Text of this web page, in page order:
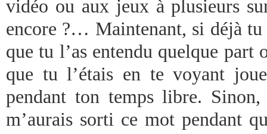
vidéo ou aux jeux à plusieurs
encore ?… Maintenant, si déjà tu
que tu l’as entendu quelque part
que tu l’étais en te voyant
pendant ton temps libre.
m’aurais sorti ce mot pendant